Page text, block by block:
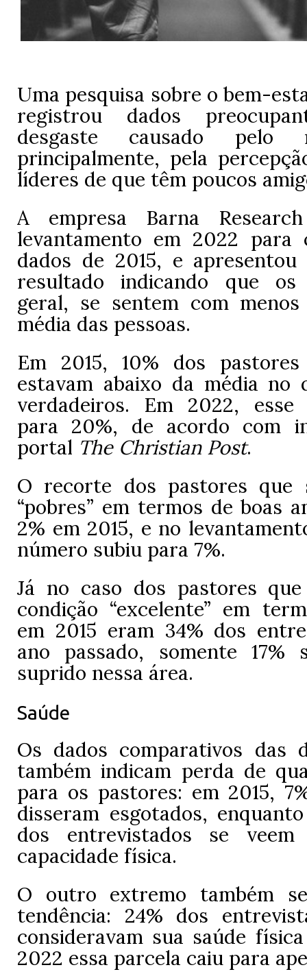
Uma pesquisa sobre o bem-
registrou dados
desgaste causado pelo
principalmente, pela
líderes de que têm poucos
A empresa Barna
levantamento em 2022 para
dados de 2015, e
resultado indicando que
geral, se sentem com
média das pessoas.
Em 2015, 10% dos
estavam abaixo da média no
verdadeiros. Em 2022, esse
para 20%, de acordo com
portal The Christian Post.
O recorte dos pastores que
“pobres” em termos de boas
2% em 2015, e no
número subiu para 7%.
Já no caso dos pastores
condição “excelente” em
em 2015 eram 34% dos
ano passado, somente 17%
suprido nessa área.
Saúde
Os dados comparativos das
também indicam perda de
para os pastores: em 2015,
disseram esgotados,
dos entrevistados se
capacidade física.
O outro extremo também
tendência: 24% dos
consideravam sua saúde
2022 essa parcela caiu para